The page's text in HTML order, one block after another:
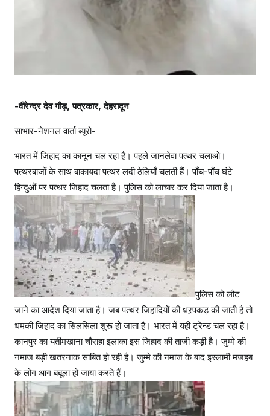
-वीरेन्द्र देव गौड़, पत्रकार, देहरादून
साभार-नेशनल वार्ता ब्यूरो-
भारत में जिहाद का कानून चल रहा है। पहले जानलेवा पत्थर चलाओ।
पत्थरबाजों के साथ बाकायदा पत्थर लदी ठेलियाँ चलती हैं। पाँच-पाँच घंटे
हिन्दुओं पर पत्थर जिहाद चलता है। पुलिस को लाचार कर दिया जाता है।
पुलिस को लौट
जाने का आदेश दिया जाता है। जब पत्थर जिहादियों की धऱपकड़ की जाती है तो
धमकी जिहाद का सिलसिला शुरू हो जाता है। भारत में यही ट्रेन्ड चल रहा है।
कानपुर का यतीमखाना चौराहा इलाका इस जिहाद की ताजी कड़ी है। जुम्मे की
नमाज बड़ी खतरनाक साबित हो रही है। जुम्मे की नमाज के बाद इस्लामी मजहब
के लोग आग बबूला हो जाया करते हैं।